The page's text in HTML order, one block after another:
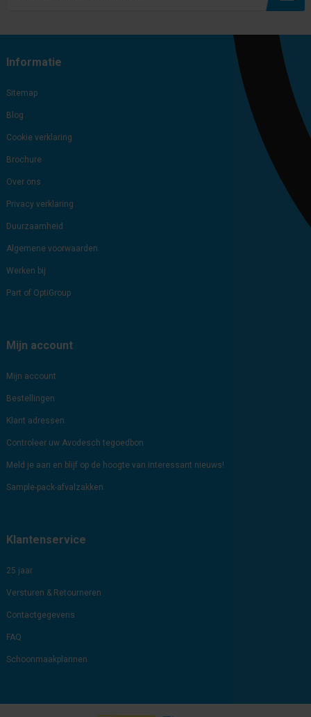
Informatie
Sitemap
Blog
Cookie verklaring
Brochure
Over ons
Privacy verklaring
Duurzaamheid
Algemene voorwaarden
Werken bij
Part of OptiGroup
Mijn account
Mijn account
Bestellingen
Klant adressen
Controleer uw Avodesch tegoedbon
Meld je aan en blijf op de hoogte van interessant nieuws!
Sample-pack-afvalzakken
Klantenservice
25 jaar
Versturen & Retourneren
Contactgegevens
FAQ
Schoonmaakplannen